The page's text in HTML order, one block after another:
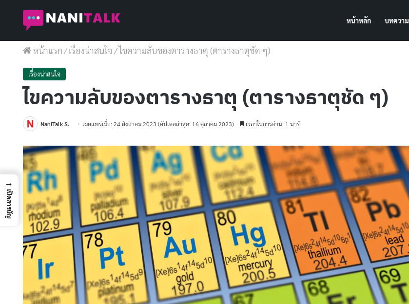
หน้าหลัก บทความ
หน้าแรก/เรื่องน่าสนใจ/ไขความลับของตารางธาตุ (ตารางธาตุชัด ๆ)
เรื่องน่าสนใจ
ไขความลับของตารางธาตุ (ตารางธาตุชัด ๆ)
NaniTalk S. เผยแพร่เมื่อ: 24 สิงหาคม 2023 (อัปเดตล่าสุด: 16 ตุลาคม 2023) เวลาในการอ่าน: 1 นาที
→
เปิดสารบัญ